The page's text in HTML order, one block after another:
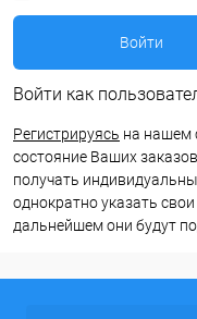
Войти как
Регистрируясь на нашем
состояние Ваших
получать
однократно указать
дальнейшем они будут